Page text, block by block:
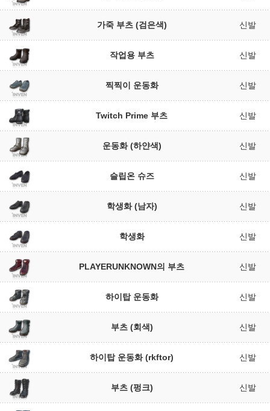
가죽 부츠 (검은색) 신발
작업용 부츠 신발
찍찍이 운동화 신발
Twitch Prime 부츠 신발
운동화 (하얀색) 신발
슬립온 슈즈 신발
학생화 (남자) 신발
학생화 신발
PLAYERUNKNOWN의 부츠 신발
하이탑 운동화 신발
부츠 (회색) 신발
하이탑 운동화 (rkftor) 신발
부츠 (펑크) 신발